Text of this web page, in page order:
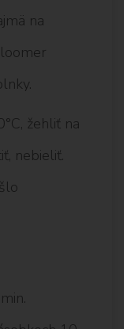
na
žehliť na
nebieliť.